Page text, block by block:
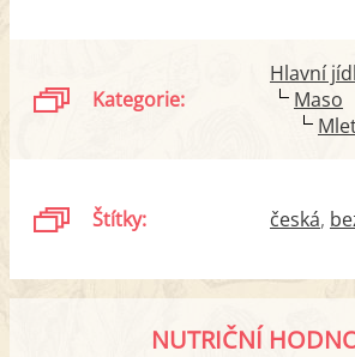
Kategorie:
Hlavní
Maso
Štítky: česká
NUTRIČNÍ